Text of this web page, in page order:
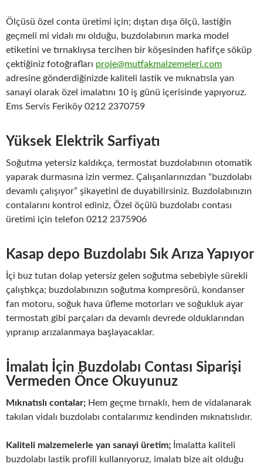
Ölçüsü özel conta üretimi için; dıştan dışa ölçü, lastiğin
geçmeli mi vidalı mı olduğu, buzdolabının marka model
etiketini ve tırnaklıysa tercihen bir köşesinden hafifçe söküp
çektiğiniz fotoğrafları proje@mutfakmalzemeleri.com
adresine gönderdiğinizde kaliteli lastik ve mıknatısla yan
sanayi olarak özel imalatını 10 iş günü içerisinde yapıyoruz.
Ems Servis Feriköy 0212 2370759
Yüksek Elektrik Sarfiyatı
Soğutma yetersiz kaldıkça, termostat buzdolabının otomatik
yaparak durmasına izin vermez. Çalışanlarınızdan “buzdolabı
devamlı çalışıyor” şikayetini de duyabilirsiniz. Buzdolabınızın
contalarını kontrol ediniz, Özel öçülü buzdolabı contası
üretimi için telefon 0212 2375906
Kasap depo Buzdolabı Sık Arıza Yapıyor
İçi buz tutan dolap yetersiz gelen soğutma sebebiyle sürekli
çalıştıkça; buzdolabınızın soğutma kompresörü, kondanser
fan motoru, soğuk hava üfleme motorları ve soğukluk ayar
termostatı gibi parçaları da devamlı devrede olduklarından
yıpranıp arızalanmaya başlayacaklar.
İmalatı İçin Buzdolabı Contası Siparişi
Vermeden Önce Okuyunuz
Mıknatıslı contalar; Hem geçme tırnaklı, hem de vidalanarak
takılan vidalı buzdolabı contalarımız kendinden mıknatıslıdır.
Kaliteli malzemelerle yan sanayi üretim; İmalatta kaliteli
buzdolabı lastik profili kullanıyoruz, imalatı bize ait olduğu